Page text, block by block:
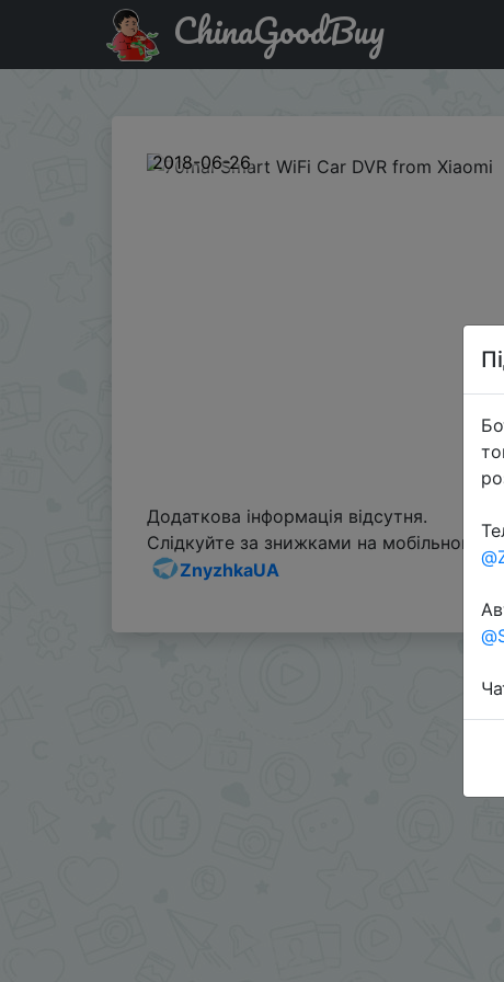
Придбати по акціи 70mai Smart WiFi Car DVR from Xiaomi
ChinaGoodBuy
2018-06-26
Додаткова інформація відсутня.
Слідкуйте за знижками на мобільному,
ZnyzhkaUA